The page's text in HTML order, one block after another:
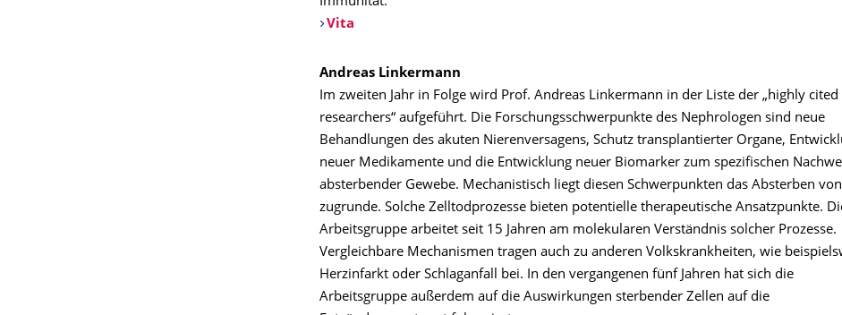
Vita
Andreas Linkermann
Im zweiten Jahr in Folge wird Prof. Andreas Linkermann in der Liste der „highly cited
researchers“ aufgeführt. Die Forschungsschwerpunkte des Nephrologen sind neue
Behandlungen des akuten Nierenversagens, Schutz transplantierter Organe,
neuer Medikamente und die Entwicklung neuer Biomarker zum spezifischen
absterbender Gewebe. Mechanistisch liegt diesen Schwerpunkten das Absterben
zugrunde. Solche Zelltodprozesse bieten potentielle therapeutische Ansatzpunkte.
Arbeitsgruppe arbeitet seit 15 Jahren am molekularen Verständnis solcher Prozesse.
Vergleichbare Mechanismen tragen auch zu anderen Volkskrankheiten, wie
Herzinfarkt oder Schlaganfall bei. In den vergangenen fünf Jahren hat sich die
Arbeitsgruppe außerdem auf die Auswirkungen sterbender Zellen auf die